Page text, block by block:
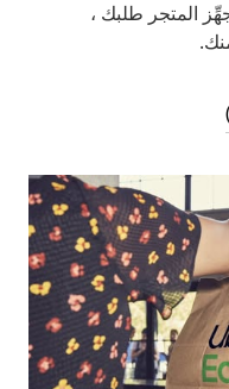
المتجر طلبك ،